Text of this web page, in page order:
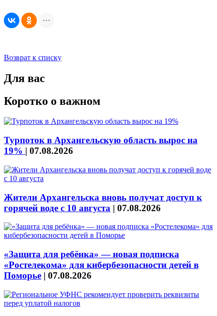
Возврат к списку
Для вас
Коротко о важном
Турпоток в Архангельскую область вырос на
19% | 07.08.2026
Жители Архангельска вновь получат доступ к
горячей воде с 10 августа | 07.08.2026
«Защита для ребёнка» — новая подписка
«Ростелекома» для кибербезопасности детей в
Поморье | 07.08.2026